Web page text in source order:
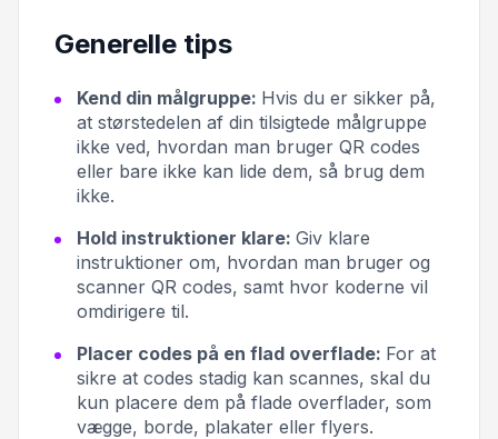
Generelle tips
Kend din målgruppe: Hvis du er sikker på,
at størstedelen af din tilsigtede målgruppe
ikke ved, hvordan man bruger QR codes
eller bare ikke kan lide dem, så brug dem
ikke.
Hold instruktioner klare: Giv klare
instruktioner om, hvordan man bruger og
scanner QR codes, samt hvor koderne vil
omdirigere til.
Placer codes på en flad overflade: For at
sikre at codes stadig kan scannes, skal du
kun placere dem på flade overflader, som
vægge, borde, plakater eller flyers.